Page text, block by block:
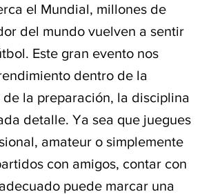
el Mundial, millones de
del mundo vuelven a sentir
Este gran evento nos
dentro de la
la preparación, la disciplina
detalle. Ya sea que juegues
amateur o simplemente
con amigos, contar con
puede marcar una